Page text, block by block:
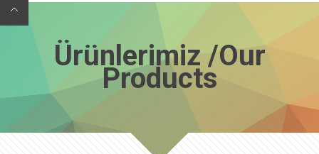
Ürünlerimiz /Our
Products